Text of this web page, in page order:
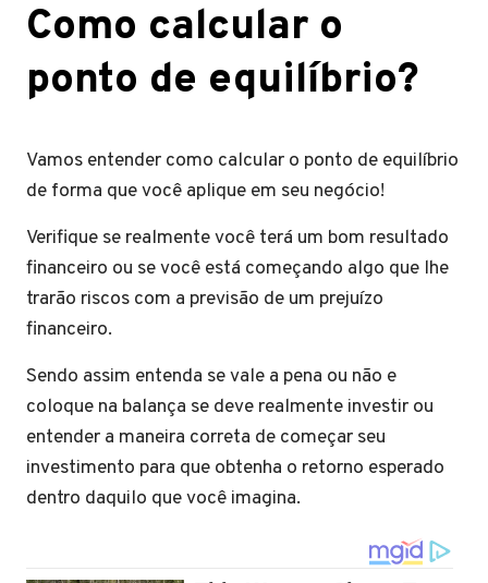
Como calcular o
ponto de equilíbrio?
Vamos entender como calcular o ponto de equilíbrio
de forma que você aplique em seu negócio!
Verifique se realmente você terá um bom resultado
financeiro ou se você está começando algo que lhe
trarão riscos com a previsão de um prejuízo
financeiro.
Sendo assim entenda se vale a pena ou não e
coloque na balança se deve realmente investir ou
entender a maneira correta de começar seu
investimento para que obtenha o retorno esperado
dentro daquilo que você imagina.